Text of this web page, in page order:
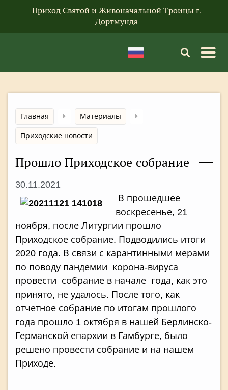
Приход Святой и Живоначальной Троицы г.
Дортмунда
Главная Материалы
Приходские новости
Прошло Приходское собрание
30.11.2021
В прошедшее
воскресенье, 21
ноября, после Литургии прошло
Приходское собрание. Подводились итоги
2020 года. В связи с карантинными мерами
по поводу пандемии корона-вируса
провести собрание в начале года, как это
принято, не удалось. После того, как
отчетное собрание по итогам прошлого
года прошло 1 октября в нашей Берлинско-
Германской епархии в Гамбурге, было
решено провести собрание и на нашем
Приходе.